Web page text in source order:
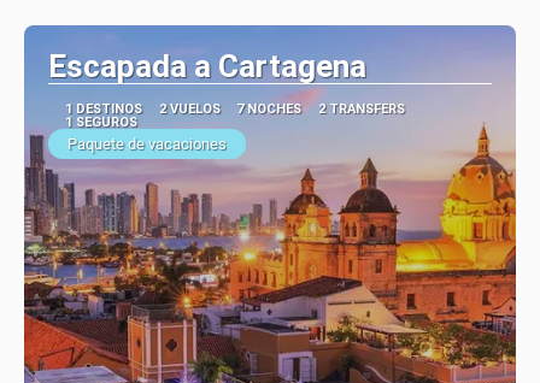
Escapada a Cartagena
1 DESTINOS 2 VUELOS 7 NOCHES
2 TRANSFERS
1 SEGUROS
Paquete de vacaciones